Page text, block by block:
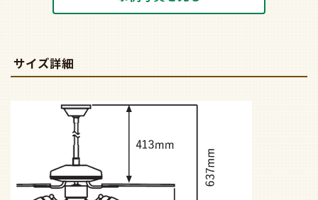
サイズ詳細